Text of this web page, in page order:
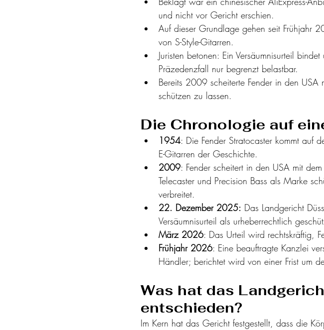
und nicht vor Gericht erschien.
Auf dieser Grundlage gehen seit Frühjahr
von S-Style-Gitarren.
Juristen betonen: Ein Versäumnisurteil
Präzedenzfall nur begrenzt belastbar.
Bereits 2009 scheiterte Fender in den USA
schützen zu lassen.
Die Chronologie auf
1954: Die Fender Stratocaster kommt auf
E-Gitarren der Geschichte.
2009: Fender scheitert in den USA mit
Telecaster und Precision Bass als Marke
verbreitet.
22. Dezember 2025: Das Landgericht
Versäumnisurteil als urheberrechtlich
März 2026: Das Urteil wird rechtskräftig,
Frühjahr 2026: Eine beauftragte Kanzlei
Händler; berichtet wird von einer Frist um
Was hat das
entschieden?
Im Kern hat das Gericht festgestellt, dass die